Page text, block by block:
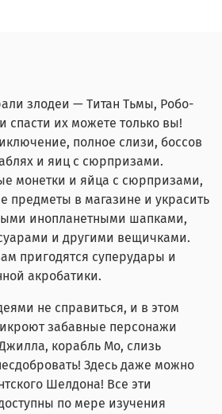
злодеи — Титан Тьмы, Робо-
их можете только вы!
полное слизи, боссов
и яиц с сюрпризами.
монетки и яйца с сюрпризами,
предметы в магазине и украсить
инопланетными шапками,
и другими вещичками.
пригодятся суперудары и
акробатики.
не справиться, и в этом
забавные персонажи
корабль Мо, слизь
Здесь даже можно
Шелдона! Все эти
по мере изучения